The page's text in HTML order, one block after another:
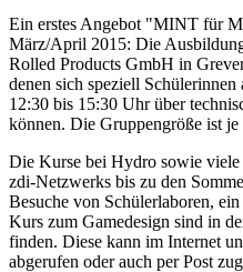
Ein erstes Angebot "MINT für
März/April 2015: Die
Rolled Products GmbH in
denen sich speziell
12:30 bis 15:30 Uhr über
können. Die Gruppengröße ist
Die Kurse bei Hydro sowie viele
zdi-Netzwerks bis zu den
Besuche von Schülerlaboren,
Kurs zum Gamedesign sind in
finden. Diese kann im Internet
abgerufen oder auch per Post